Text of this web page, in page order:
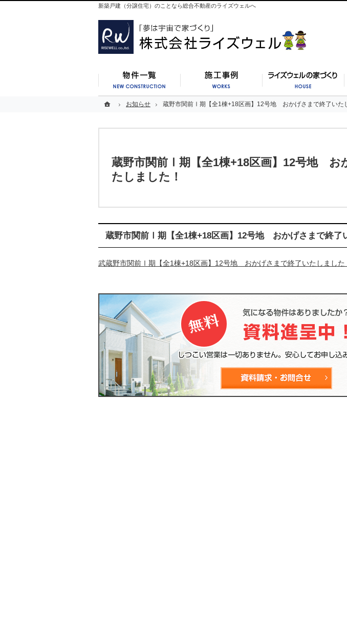
ホームお知らせ 蔵野市関前Ⅰ期【全1棟+18区画】12号地 おかげさまで終了いた
蔵野市関前Ⅰ期【全1棟+18区画】12号地 お
たしました！
新築戸建（分譲住宅）のことなら総合不動産のライズウェルへ
蔵野市関前Ⅰ期【全1棟+18区画】12号地 おかげさまで終了
武蔵野市関前Ⅰ期【全1棟+18区画】12号地 おかげさまで終了いたしました
ホームお知らせ 蔵野市関前Ⅰ期【全1棟+18区画】12号地 おかげさまで終了いた